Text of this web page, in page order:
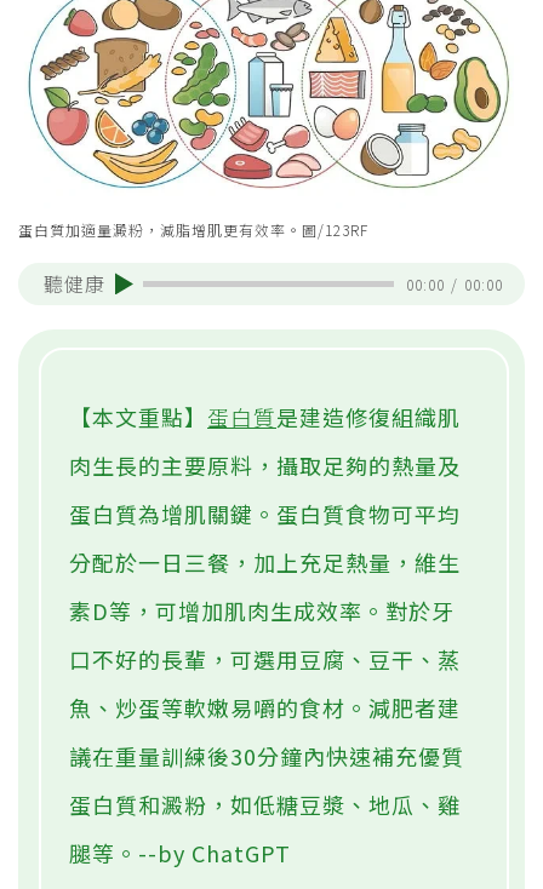
蛋白質加適量澱粉，減脂增肌更有效率。圖/123RF
聽健康 00:00 / 00:00
【本文重點】 蛋白質是建造修復組織肌
肉生長的主要原料，攝取足夠的熱量及
蛋白質為增肌關鍵。蛋白質食物可平均
分配於一日三餐，加上充足熱量，維生
素D等，可增加肌肉生成效率。對於牙
口不好的長輩，可選用豆腐、豆干、蒸
魚、炒蛋等軟嫩易嚼的食材。減肥者建
議在重量訓練後30分鐘內快速補充優質
蛋白質和澱粉，如低糖豆漿、地瓜、雞
腿等。--by ChatGPT